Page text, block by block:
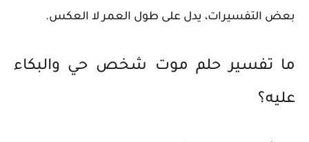
بعض التفسيرات، يدل على طول العمر لا العكس.
ما تفسير حلم موت شخص حي والبكاء
عليه؟